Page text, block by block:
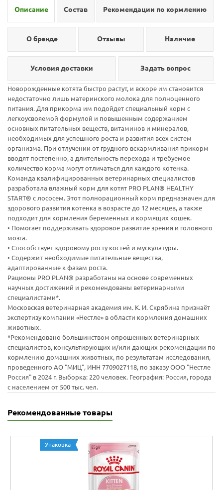
Описание Состав Рекомендации по кормлению
О бренде Отзывы Наличие
Условия доставки Задать вопрос
Новорожденные котята быстро растут, и вскоре им становится
недостаточно лишь материнского молока для полноценного
питания. Для прикорма им подойдет специальный корм с
легкоусвояемой формулой и повышенным содержанием
основных питательных веществ, витаминов и минералов,
необходимых для успешного роста и развития всех систем
организма. При отлучении от грудного вскармливания прикорм
вводят постепенно, а длительность перехода и требуемое
количество корма могут отличаться для каждого котенка.
Команда квалифицированных ветеринарных специалистов
разработала влажный корм для котят PRO PLAN® HEALTHY
START® с лососем. Этот полнорационный корм предназначен для
здорового развития котенка в возрасте до 12 месяцев, а также
подходит для кормления беременных и кормящих кошек.
• Помогает поддерживать здоровое развитие зрения и головного
мозга.
• Способствует здоровому росту костей и мускулатуры.
• Содержит необходимые питательные вещества,
адаптированные к фазам роста.
Рационы PRO PLAN® разработаны на основе современных
научных достижений и рекомендованы ветеринарными
специалистами*.
Московская ветеринарная академия им. К. И. Скрябина признаёт
экспертизу компании «Нестле» в области кормления домашних
животных.
*Рекомендовано большинством опрошенных ветеринарных
специалистов, консультирующих и/или дающих рекомендации по
кормлению домашних животных, по результатам исследования,
проведенного АО "МИЦ", ИНН 7709027118, по заказу ООО "Нестле
Россия" в 2024 г. Выборка: 220 человек. География: Россия, города
с населением от 500 тыс. чел.
Рекомендованные товары
Упаковка